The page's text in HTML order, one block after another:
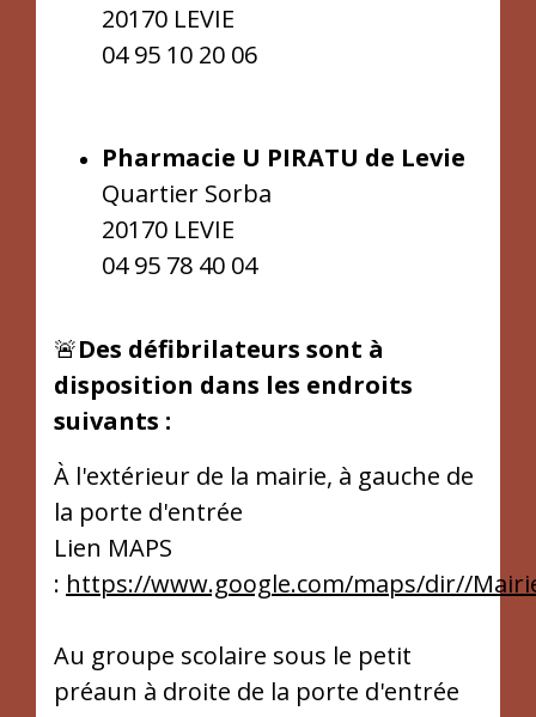
20170 LEVIE
04 95 10 20 06
Pharmacie U PIRATU de Levie
Quartier Sorba
20170 LEVIE
04 95 78 40 04
🚨Des défibrilateurs sont à
disposition dans les endroits
suivants :
À l'extérieur de la mairie, à gauche de
la porte d'entrée
Lien MAPS
: https://www.google.com/maps/dir//
Au groupe scolaire sous le petit
préaun à droite de la porte d'entrée